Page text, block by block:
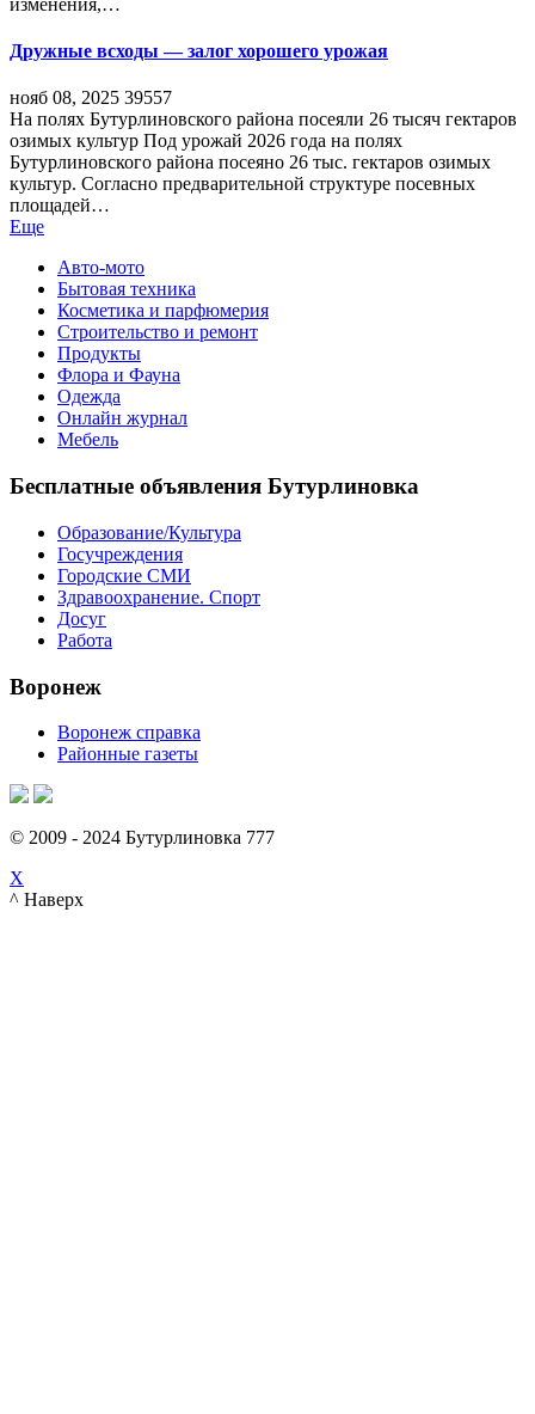
Дружные всходы — залог хорошего урожая
нояб 08, 2025 39557
На полях Бутурлиновского района посеяли 26 тысяч гектаров
озимых культур Под урожай 2026 года на полях
Бутурлиновского района посеяно 26 тыс. гектаров озимых
культур. Согласно предварительной структуре посевных
площадей…
Еще
Авто-мото
Бытовая техника
Косметика и парфюмерия
Строительство и ремонт
Продукты
Флора и Фауна
Одежда
Онлайн журнал
Мебель
Бесплатные объявления Бутурлиновка
Образование/Культура
Госучреждения
Городские СМИ
Здравоохранение. Спорт
Досуг
Работа
Воронеж
Воронеж справка
Районные газеты
© 2009 - 2024 Бутурлиновка 777
X
^ Наверх